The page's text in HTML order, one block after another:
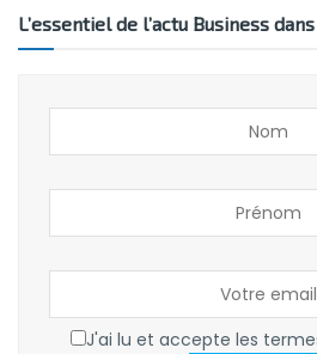
L’essentiel de l’actu Business
J'ai lu et accepte les